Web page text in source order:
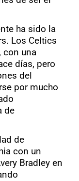
ha sido la
Los Celtics
con una
días, pero
del
por mucho
de
de
con un
Bradley en